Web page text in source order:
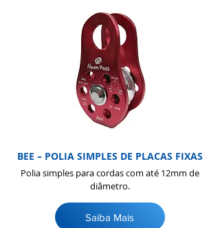
BEE – POLIA SIMPLES DE PLACAS FIXAS
Polia simples para cordas com até 12mm de
diâmetro.
Saiba Mais